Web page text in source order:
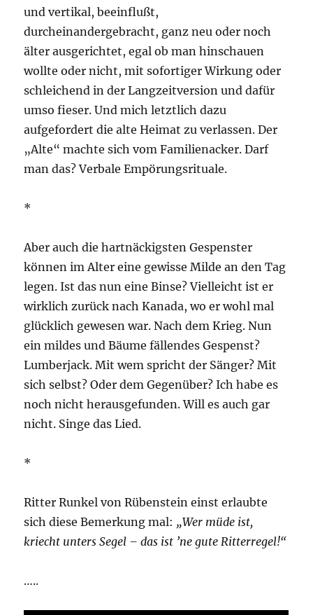
und vertikal, beeinflußt,
durcheinandergebracht, ganz neu oder noch
älter ausgerichtet, egal ob man hinschauen
wollte oder nicht, mit sofortiger Wirkung oder
schleichend in der Langzeitversion und dafür
umso fieser. Und mich letztlich dazu
aufgefordert die alte Heimat zu verlassen. Der
„Alte“ machte sich vom Familienacker. Darf
man das? Verbale Empörungsrituale.
*
Aber auch die hartnäckigsten Gespenster
können im Alter eine gewisse Milde an den Tag
legen. Ist das nun eine Binse? Vielleicht ist er
wirklich zurück nach Kanada, wo er wohl mal
glücklich gewesen war. Nach dem Krieg. Nun
ein mildes und Bäume fällendes Gespenst?
Lumberjack. Mit wem spricht der Sänger? Mit
sich selbst? Oder dem Gegenüber? Ich habe es
noch nicht herausgefunden. Will es auch gar
nicht. Singe das Lied.
*
Ritter Runkel von Rübenstein einst erlaubte
sich diese Bemerkung mal: „Wer müde ist,
kriecht unters Segel – das ist ’ne gute Ritterregel!“
…..